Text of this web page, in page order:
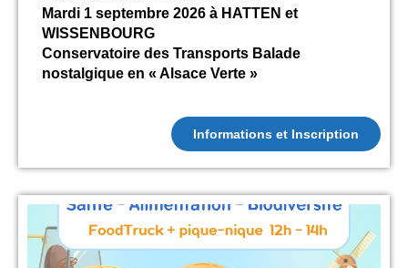
Mardi 1 septembre 2026 à HATTEN et
WISSENBOURG
Conservatoire des Transports Balade
nostalgique en « Alsace Verte »
Informations et Inscription